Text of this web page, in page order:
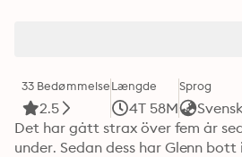
33 Bedømmelse
2.5
Længde
4T 58M
Sprog
Det har gått strax över fem år
under. Sedan dess har Glenn bott